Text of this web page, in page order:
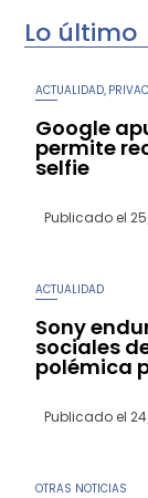
Lo último
ACTUALIDAD
Google
permite
selfie
Publicado el
ACTUALIDAD
Sony
sociales
polémica
Publicado el
OTRAS NOTICIAS